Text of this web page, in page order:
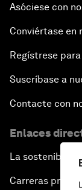
Asóciese con
Conviértase en
Regístrese
Suscríbase a
Contacte con
Enlaces
La
Carreras